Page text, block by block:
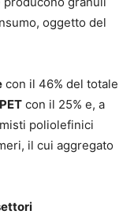
oggetto del
con il 46% del totale
PET con il 25% e, a
poliolefinici
il cui aggregato